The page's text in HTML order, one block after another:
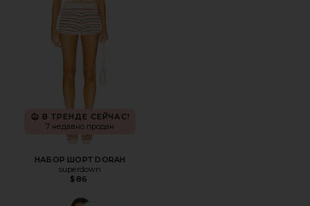
В ТРЕНДЕ СЕЙЧАС!
7 недавно продан
НАБОР ШОРТ DORAH
superdown
$86